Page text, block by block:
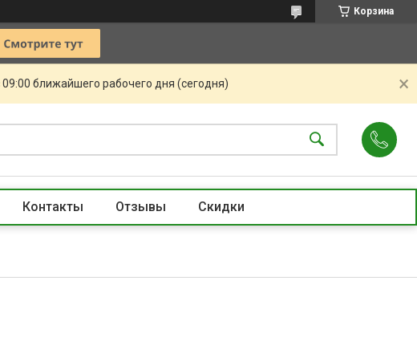
Корзина
ближайшего рабочего дня (сегодня)
Контакты Отзывы Скидки